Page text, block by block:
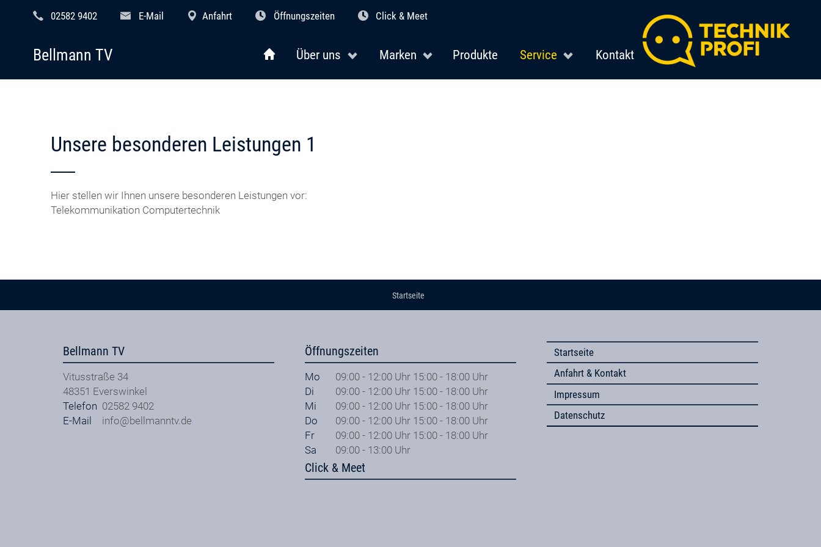
02582 9402 E-Mail Anfahrt Öffnungszeiten Click & Meet
Über uns Marken Produkte Service Kontakt
Bellmann TV
Unsere besonderen Leistungen 1
Hier stellen wir Ihnen unsere besonderen Leistungen vor:
Telekommunikation Computertechnik
Startseite
Bellmann TV
Vitusstraße 34
48351 Everswinkel
Telefon 02582 9402
E-Mail
info@bellmanntv.de
Öffnungszeiten
Mo
09:00 - 12:00 Uhr 15:00 - 18:00 Uhr
Di
09:00 - 12:00 Uhr 15:00 - 18:00 Uhr
Mi
09:00 - 12:00 Uhr 15:00 - 18:00 Uhr
Do
09:00 - 12:00 Uhr 15:00 - 18:00 Uhr
Fr
09:00 - 12:00 Uhr 15:00 - 18:00 Uhr
Sa
09:00 - 13:00 Uhr
Click & Meet
Startseite
Anfahrt & Kontakt
Impressum
Datenschutz